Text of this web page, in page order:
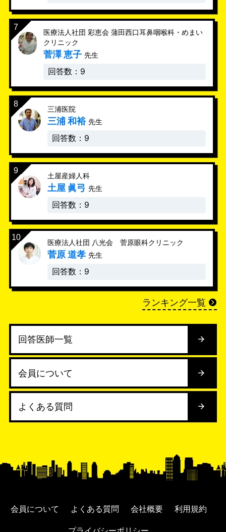
医療法人社団 彩恵会 蒲田西口耳鼻咽喉科・めまい
クリニック
菅澤 恵子 先生
回答数：9
三浦医院
三浦 和裕 先生
回答数：9
土屋産婦人科
土屋 眞弓 先生
回答数：9
医療法人社団 八光会 菅原眼科クリニック
菅原 道孝 先生
回答数：9
ランキング一覧
回答医師一覧
会員について
よくある質問
会員について よくある質問 会社概要 利用規約